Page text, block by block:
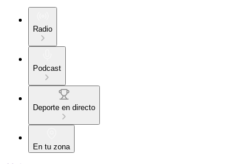
Radio
Podcast
Deporte en directo
En tu zona